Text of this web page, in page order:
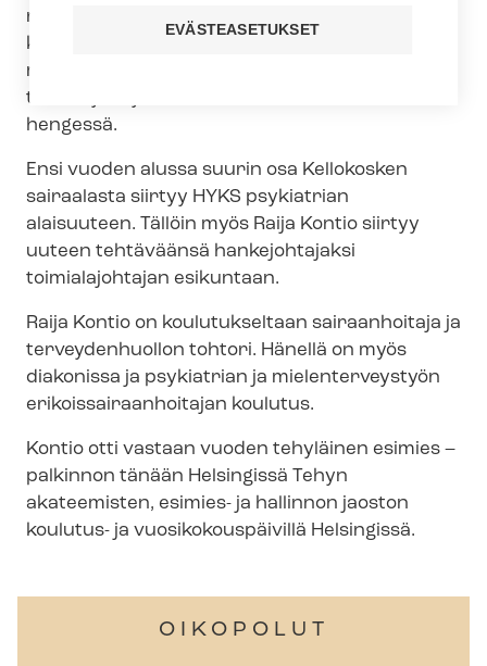
roolissa muutosten läpiviennissä. Kontio
kuuntelee henkilökuntaa ja ottaa huomioon
myös henkilöstön jaksamisen. Kontio pitää myös
tiivistä yhteyttä luottamusmiehiin rakentavassa
hengessä.
Ensi vuoden alussa suurin osa Kellokosken
sairaalasta siirtyy HYKS psykiatrian
alaisuuteen. Tällöin myös Raija Kontio siirtyy
uuteen tehtäväänsä hankejohtajaksi
toimialajohtajan esikuntaan.
Raija Kontio on koulutukseltaan sairaanhoitaja ja
terveydenhuollon tohtori. Hänellä on myös
diakonissa ja psykiatrian ja mielenterveystyön
eri­kois­sai­raan­hoi­ta­jan koulutus.
Kontio otti vastaan vuoden tehyläinen esimies –
palkinnon tänään Helsingissä Tehyn
akateemisten, esimies- ja hallinnon jaoston
koulutus- ja vuo­si­ko­kous­päi­vil­lä Helsingissä.
OIKOPOLUT
EVÄSTEASETUKSET